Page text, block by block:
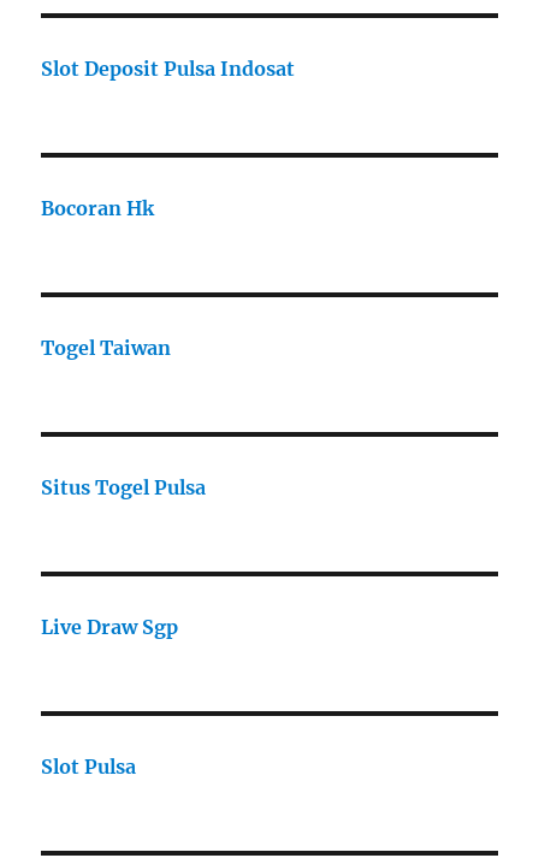
Slot Deposit Pulsa Indosat
Bocoran Hk
Togel Taiwan
Situs Togel Pulsa
Live Draw Sgp
Slot Pulsa